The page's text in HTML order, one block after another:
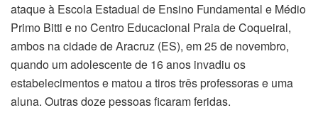
ataque à Escola Estadual de Ensino Fundamental e Médio
Primo Bitti e no Centro Educacional Praia de Coqueiral,
ambos na cidade de Aracruz (ES), em 25 de novembro,
quando um adolescente de 16 anos invadiu os
estabelecimentos e matou a tiros três professoras e uma
aluna. Outras doze pessoas ficaram feridas.